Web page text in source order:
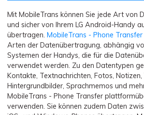
Mit MobileTrans können Sie jede Art von
und sicher von Ihrem LG Android-Handy
übertragen. MobileTrans - Phone Transfer
Arten der Datenübertragung, abhängig
Systemen der Handys, die für die
verwendet werden. Zu den Datentypen
Kontakte, Textnachrichten, Fotos,
Hintergrundbilder, Sprachmemos und
MobileTrans - Phone Transfer
verwenden. Sie können zudem Daten